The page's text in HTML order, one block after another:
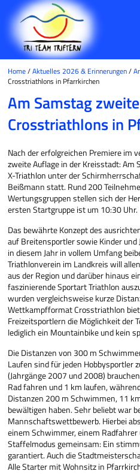
Home/Aktuelles 2026 & Erinnerungen/
Crosstriathlons in Pfarrkirchen
Am Samstag
Crosstriathlons in
Nach der erfolgreichen Premiere im
zweite Auflage in der Kreisstadt: Am
X-Triathlon unter der
Beißmann statt. Rund 200
Wertungsgruppen stellen sich der
ersten Startgruppe ist um 10:30 Uhr.
Das bewährte Konzept des
auf Breitensportler sowie Kinder und
in diesem Jahr in vollem Umfang
Triathlonverein im Landkreis will
aus der Region und darüber hinaus
faszinierende Sportart Triathlon
wurden vergleichsweise kurze
Wettkampfformat Crosstriathlon
Freizeitsportlern die Möglichkeit der
lediglich ein Mountainbike und kein
Die Distanzen von 300 m
Laufen sind für jeden Hobbysportler
(Jahrgänge 2007 und 2008)
Rad fahren und 1 km laufen,
Distanzen 200 m Schwimmen, 11
bewältigen haben. Sehr beliebt war
Mannschaftswettbewerb. Hierbei
einem Schwimmer, einem
Staffelmodus gemeinsam: Ein
garantiert. Auch die
Alle Starter mit Wohnsitz in